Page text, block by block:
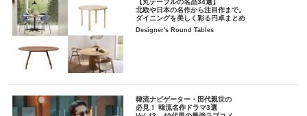
北欧や日本の名作から注目作まで。
ダイニングを美しく彩る円卓まとめ
Designer's Round Tables
韓流ナビゲーター・田代親世の
必見！ 韓流名作ドラマ3選